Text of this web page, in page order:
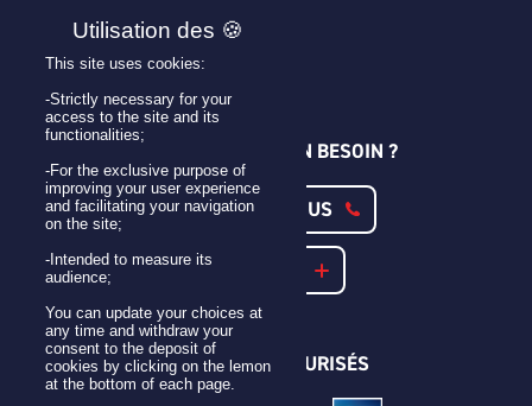
PLAN DE SITE
Personnaliser son badge
UNE QUESTION ? UN BESOIN ?
CONTACTEZ-NOUS
NOTRE FAQ
PAIEMENTS SÉCURISÉS
This site uses cookies:
-Strictly necessary for your
access to the site and its
functionalities;
-For the exclusive purpose of
improving your user experience
and facilitating your navigation
on the site;
-Intended to measure its
audience;
You can update your choices at
any time and withdraw your
consent to the deposit of
cookies by clicking on the lemon
at the bottom of each page.